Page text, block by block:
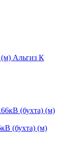
Альгиз К
(бухта) (м)